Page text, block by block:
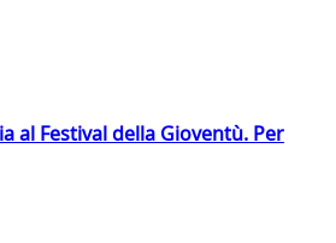
al Festival della Gioventù. Per